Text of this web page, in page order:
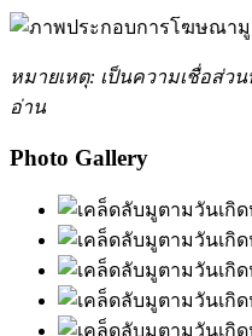
หมายเหตุ: เป็นความเชื่อส่
อ่าน
Photo Gallery